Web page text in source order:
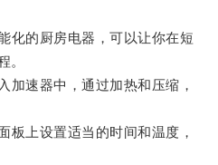
的厨房电器，可以让你在短
。
速器中，通过加热和压缩，
上设置适当的时间和温度，